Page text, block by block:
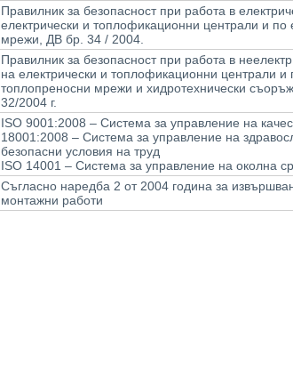
Правилник за безопасност при работа в
електрически и топлофикационни централи и по
мрежи, ДВ бр. 34 / 2004.
Правилник за безопасност при работа в
на електрически и топлофикационни централи и
топлопреносни мрежи и хидротехнически
32/2004 г.
ISO 9001:2008 – Система за управление на
18001:2008 – Система за управление на
безопасни условия на труд
ISO 14001 – Система за управление на околна
Съгласно наредба 2 от 2004 година за
монтажни работи